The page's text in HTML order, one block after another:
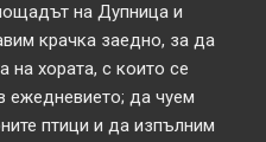
на Дупница и
крачка заедно, за да
хората, с които се
ежедневието; да чуем
птици и да изпълним